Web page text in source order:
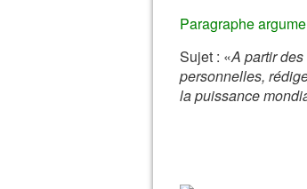
Paragraphe
Sujet : «A partir
personnelles,
la puissance